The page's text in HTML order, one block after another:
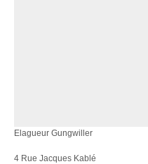
Elagueur Gungwiller
4 Rue Jacques Kablé